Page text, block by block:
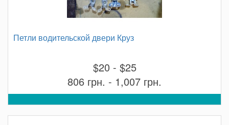
Петли водительской двери Круз
$20 - $25
806 грн. - 1,007 грн.